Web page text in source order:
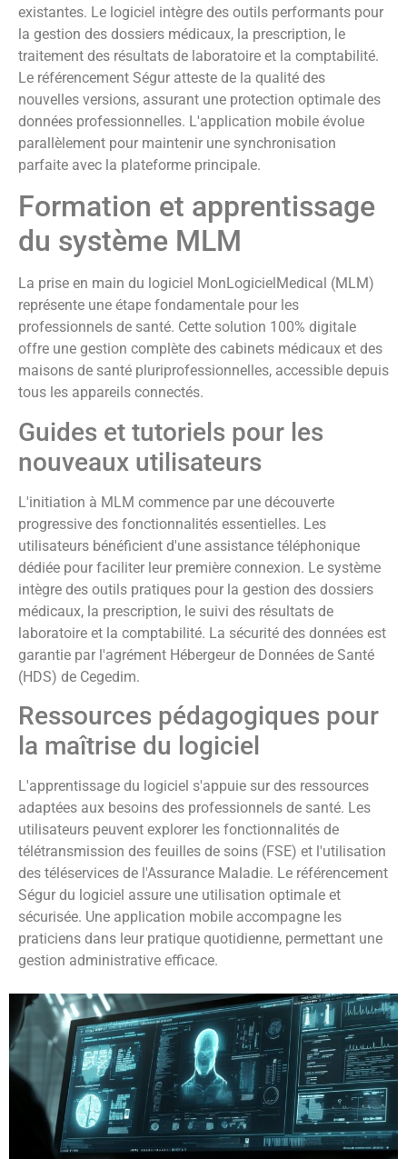
existantes. Le logiciel intègre des outils performants pour
la gestion des dossiers médicaux, la prescription, le
traitement des résultats de laboratoire et la comptabilité.
Le référencement Ségur atteste de la qualité des
nouvelles versions, assurant une protection optimale des
données professionnelles. L'application mobile évolue
parallèlement pour maintenir une synchronisation
parfaite avec la plateforme principale.
Formation et apprentissage
du système MLM
La prise en main du logiciel MonLogicielMedical (MLM)
représente une étape fondamentale pour les
professionnels de santé. Cette solution 100% digitale
offre une gestion complète des cabinets médicaux et des
maisons de santé pluriprofessionnelles, accessible depuis
tous les appareils connectés.
Guides et tutoriels pour les
nouveaux utilisateurs
L'initiation à MLM commence par une découverte
progressive des fonctionnalités essentielles. Les
utilisateurs bénéficient d'une assistance téléphonique
dédiée pour faciliter leur première connexion. Le système
intègre des outils pratiques pour la gestion des dossiers
médicaux, la prescription, le suivi des résultats de
laboratoire et la comptabilité. La sécurité des données est
garantie par l'agrément Hébergeur de Données de Santé
(HDS) de Cegedim.
Ressources pédagogiques pour
la maîtrise du logiciel
L'apprentissage du logiciel s'appuie sur des ressources
adaptées aux besoins des professionnels de santé. Les
utilisateurs peuvent explorer les fonctionnalités de
télétransmission des feuilles de soins (FSE) et l'utilisation
des téléservices de l'Assurance Maladie. Le référencement
Ségur du logiciel assure une utilisation optimale et
sécurisée. Une application mobile accompagne les
praticiens dans leur pratique quotidienne, permettant une
gestion administrative efficace.